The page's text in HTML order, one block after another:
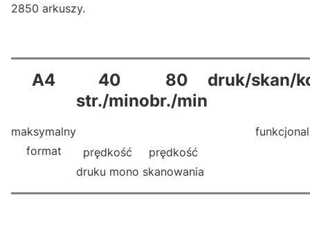
2850 arkuszy.
A4
maksymalny
format
40
str./min
prędkość
druku mono
80
obr./min
prędkość
skanowania
druk/skan/